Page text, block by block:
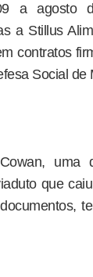
a agosto
a Stillus
contratos
Social de
uma
que